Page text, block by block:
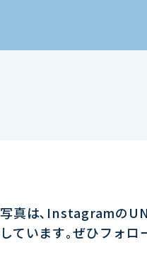
真は､Instagramの
ています｡ぜひフォロ